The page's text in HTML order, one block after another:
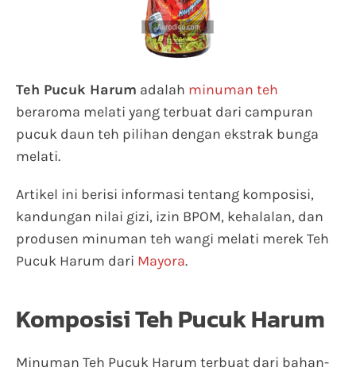
Teh Pucuk Harum adalah minuman teh
beraroma melati yang terbuat dari campuran
pucuk daun teh pilihan dengan ekstrak bunga
melati.
Artikel ini berisi informasi tentang komposisi,
kandungan nilai gizi, izin BPOM, kehalalan, dan
produsen minuman teh wangi melati merek Teh
Pucuk Harum dari Mayora.
Komposisi Teh Pucuk Harum
Minuman Teh Pucuk Harum terbuat dari bahan-